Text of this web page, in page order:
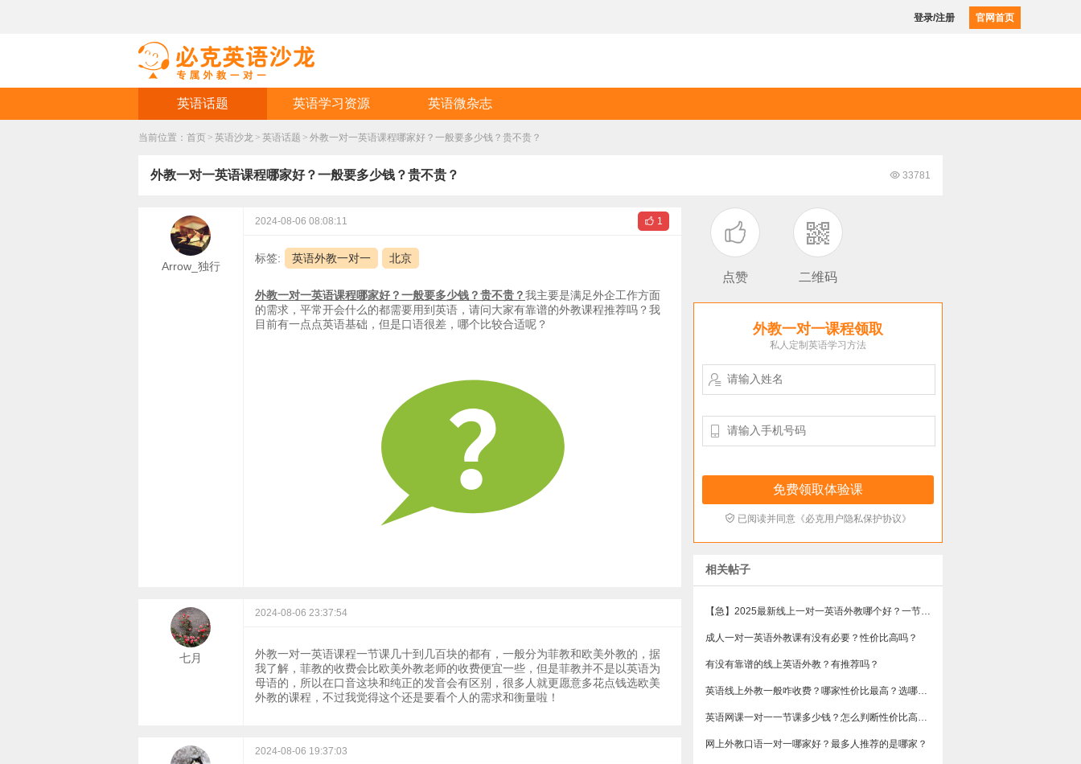
登录/注册 官网首页
英语话题 英语学习资源 英语微杂志
当前位置： 首页 > 英语沙龙 > 英语话题 > ​外教一对一英语课程哪家好？一般要多少钱？贵不贵？
 33781
​外教一对一英语课程哪家好？一般要多少钱？贵不贵？

点赞 二维码
外教一对一课程领取
私人定制英语学习方法


 已阅读并同意《必克用户隐私保护协议》
相关帖子
【急】2025最新线上一对一英语外教哪个好？一节课多少钱？
成人一对一英语外教课有没有必要？性价比高吗？
有没有靠谱的线上英语外教？有推荐吗？
英语线上外教一般咋收费？哪家性价比最高？选哪个不会踩雷？
英语网课一对一一节课多少钱？怎么判断性价比高不高？
​网上外教口语一对一哪家好？最多人推荐的是哪家？
Arrow_独行
 1
2024-08-06 08:08:11
标签: 英语外教一对一 北京
外教一对一英语课程哪家好？一般要多少钱？贵不贵？我主要是满足外企工作方面
的需求，平常开会什么的都需要用到英语，请问大家有靠谱的外教课程推荐吗？我
目前有一点点英语基础，但是口语很差，哪个比较合适呢？
七月
2024-08-06 23:37:54
外教一对一英语课程一节课几十到几百块的都有，一般分为菲教和欧美外教的，据
我了解，菲教的收费会比欧美外教老师的收费便宜一些，但是菲教并不是以英语为
母语的，所以在口音这块和纯正的发音会有区别，很多人就更愿意多花点钱选欧美
外教的课程，不过我觉得这个还是要看个人的需求和衡量啦！
2024-08-06 19:37:03